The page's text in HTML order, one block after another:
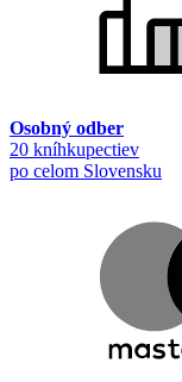
Osobný odber
20 kníhkupectiev
po celom Slovensku